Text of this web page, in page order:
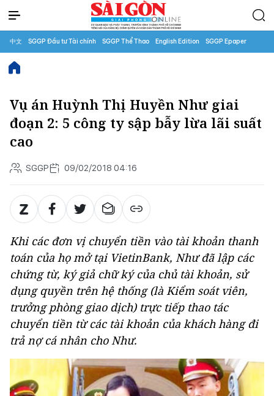
中文 SGGP Đầu tư Tài chính SGGP Thể Thao English Edition SGGP Epaper
Vụ án Huỳnh Thị Huyền Như giai
đoạn 2: 5 công ty sập bẫy lừa lãi suất
cao
SGGP 09/02/2018 04:16
Khi các đơn vị chuyển tiền vào tài khoản thanh
toán của họ mở tại VietinBank, Như đã lập các
chứng từ, ký giả chữ ký của chủ tài khoản, sử
dụng quyền trên hệ thống (là Kiểm soát viên,
trưởng phòng giao dịch) trực tiếp thao tác
chuyển tiền từ các tài khoản của khách hàng đi
trả nợ cá nhân cho Như.